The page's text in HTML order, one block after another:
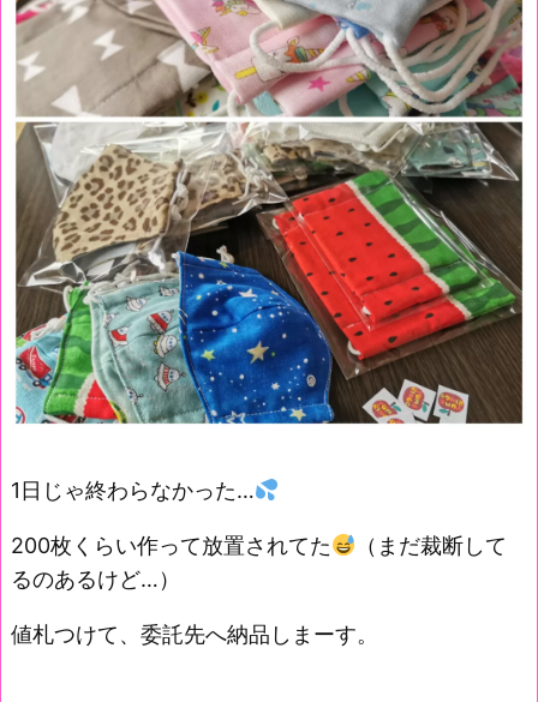
1日じゃ終わらなかった…
200枚くらい作って放置されてた
（まだ裁断して
るのあるけど…）
値札つけて、委託先へ納品しまーす。